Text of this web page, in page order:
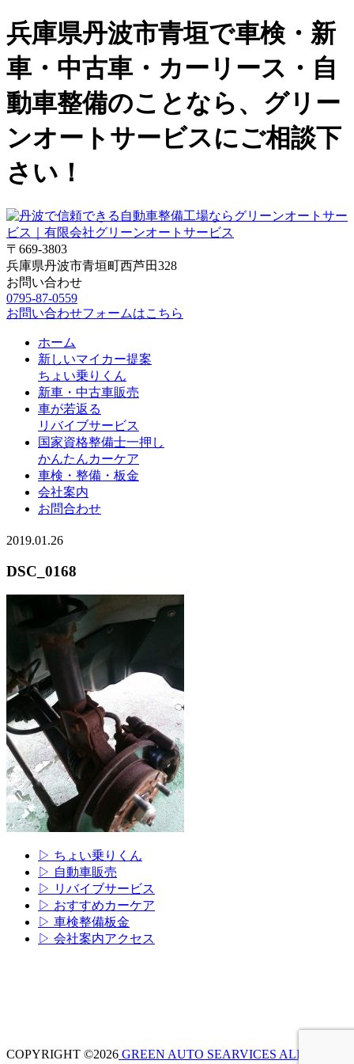
兵庫県丹波市青垣で車検・新
車・中古車・カーリース・自
動車整備のことなら、グリー
ンオートサービスにご相談下
さい！
〒669-3803
兵庫県丹波市青垣町西芦田328
お問い合わせ
0795-87-0559
お問い合わせフォームはこちら
ホーム
新しいマイカー提案
ちょい乗りくん
新車・中古車販売
車が若返る
リバイブサービス
国家資格整備士一押し
かんたんカーケア
車検・整備・板金
会社案内
お問合わせ
2019.01.26
DSC_0168
▷ ちょい乗りくん
▷ 自動車販売
▷ リバイブサービス
▷ おすすめカーケア
▷ 車検整備板金
▷ 会社案内アクセス
COPYRIGHT ©2026 GREEN AUTO SEARVICES ALL